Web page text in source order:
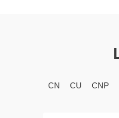
CN
CU CNP